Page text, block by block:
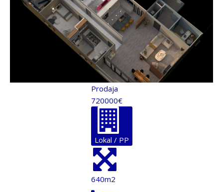
Prodaja
720000€
Lokal / PP
640m2